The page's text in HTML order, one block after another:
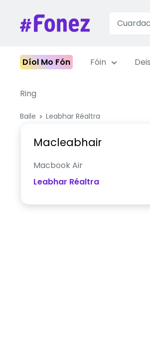
ábhar
Fonez
Díol Mo Fón Fóin
Ring
Baile Leabhar Réaltra
Macleabhair
Macbook Air
Leabhar Réaltra